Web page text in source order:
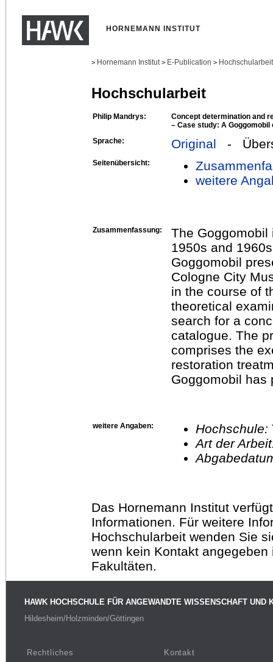
HORNEMANN INSTITUT
> Hornemann Institut > E-Publication >
Hochschularbeit
Philip Mandrys:
Concept determination and
– Case study: A
Sprache:
Original -
Seitenübersicht:
weitere
Zusammenfassung:
The
1950s and
Goggomobil
Cologne City
in the course of
theoretical
search for a
catalogue. The
comprises the
restoration
Goggomobil has
weitere Angaben: Hochschule:
Art der
Das Hornemann Institut
Informationen. Für weitere
Hochschularbeit wenden Sie
wenn kein Kontakt
Fakultäten.
HAWK HOCHSCHULE FÜR ANGEWANDTE WISSENSCHAFT UND
Hildesheim/Holzminden/Göttingen
Rechtliches
Kontakt